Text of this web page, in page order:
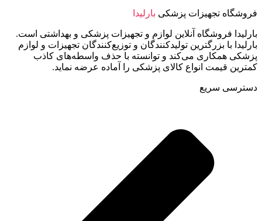
فروشگاه تجهیزات پزشکی بارلیدا
بارلیدا فروشگاه آنلاین لوازم و تجهیزات پزشکی و بهداشتی است.
بارلیدا با بزرگترین تولیدکنندگان و توزیع‌کنندگان تجهیزات و لوازم
پزشکی همکاری می‌کند و توانسته با حذف واسطه‌های کاذب
کمترین قیمت انواع کالای پزشکی را آماده عرضه نماید.
دسترسی سریع